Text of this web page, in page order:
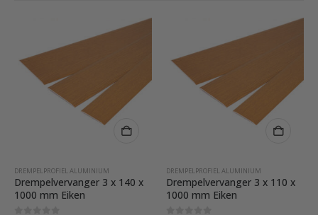
DREMPELPROFIEL ALUMINIUM
Drempelvervanger 3 x 140 x
1000 mm Eiken
DREMPELPROFIEL ALUMINIUM
Drempelvervanger 3 x 110 x
1000 mm Eiken